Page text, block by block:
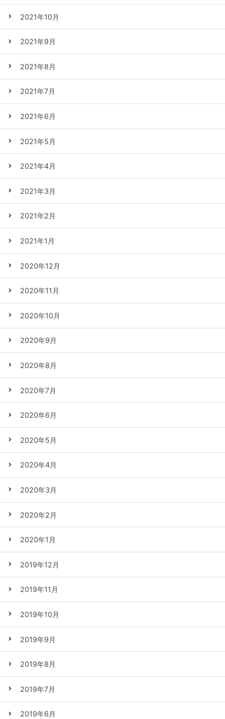
2021年10月
2021年9月
2021年8月
2021年7月
2021年6月
2021年5月
2021年4月
2021年3月
2021年2月
2021年1月
2020年12月
2020年11月
2020年10月
2020年9月
2020年8月
2020年7月
2020年6月
2020年5月
2020年4月
2020年3月
2020年2月
2020年1月
2019年12月
2019年11月
2019年10月
2019年9月
2019年8月
2019年7月
2019年6月